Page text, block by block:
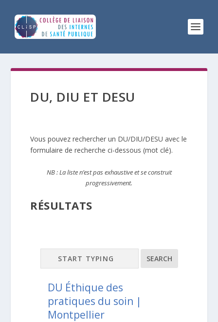
DU, DIU ET DESU
Vous pouvez rechercher un DU/DIU/DESU avec le
formulaire de recherche ci-dessous (mot clé).
NB : La liste n’est pas exhaustive et se construit
progressivement.
RÉSULTATS
DU Éthique des
pratiques du soin |
Montpellier